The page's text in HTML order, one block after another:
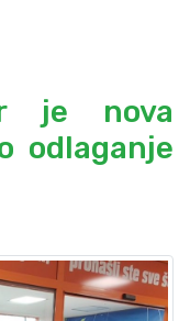
je nova
odlaganje